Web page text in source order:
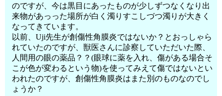
のですが、今は黒目にあったものが少しずつなくなり出
来物があっった場所が白く濁りすこしづつ濁りが大きく
なってきています。
以前、Uji先生が創傷性角膜炎ではないか？とおっしゃら
れていたのですが、獣医さんに診察していただいた際、
人間用の眼の薬品？？(眼球に薬を入れ、傷がある場合そ
こが色が変わるという物)を使ってみえて傷ではないとい
われたのですが、創傷性角膜炎はまた別のものなのでし
ょうか？